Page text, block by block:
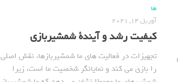
ها
آوریل 14, 2021
کیفیت رشد و آیندة شمشیربازی
تجهیزات در فعالیت های ما شمشیربازها، نقش اصلی
را بازی می کند و نمایانگر شخصیت ما است، زیرا